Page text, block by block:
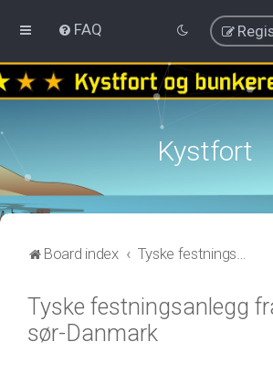
FAQ
Kystfort
Board index Tyske festningsanlegg fra nord til sør-Danmark
Tyske festningsanlegg
sør-Danmark